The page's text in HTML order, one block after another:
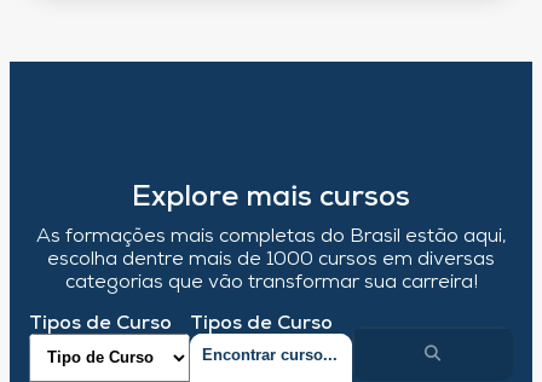
Explore mais cursos
As formações mais completas do Brasil estão aqui,
escolha dentre mais de 1000 cursos em diversas
categorias que vão transformar sua carreira!
Tipos de Curso Tipos de Curso